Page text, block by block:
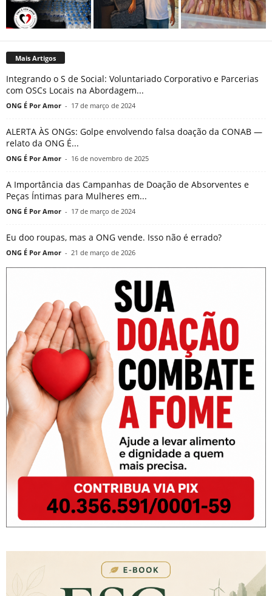
Mais Artigos
Integrando o S de Social: Voluntariado Corporativo e Parcerias
com OSCs Locais na Abordagem...
ONG É Por Amor - 17 de março de 2024
ALERTA ÀS ONGs: Golpe envolvendo falsa doação da CONAB —
relato da ONG É...
ONG É Por Amor - 16 de novembro de 2025
A Importância das Campanhas de Doação de Absorventes e
Peças Íntimas para Mulheres em...
ONG É Por Amor - 17 de março de 2024
Eu doo roupas, mas a ONG vende. Isso não é errado?
ONG É Por Amor - 21 de março de 2026